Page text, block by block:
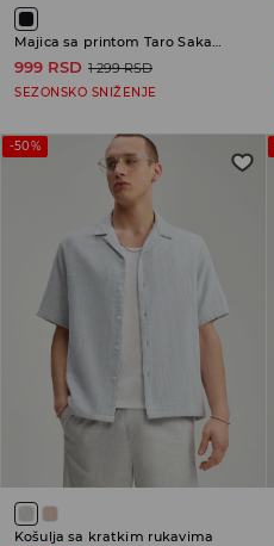
Majica sa printom Taro Sakamoto
999 RSD 1 299 RSD
SEZONSKO SNIŽENJE
-50%
Košulja sa kratkim rukavima